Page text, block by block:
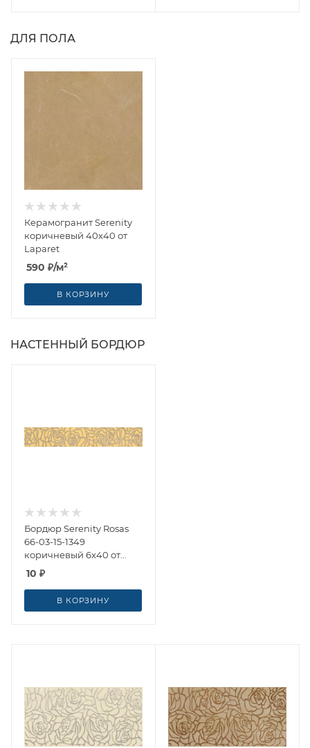
ДЛЯ ПОЛА
Керамогранит Serenity
коричневый 40x40 от
Laparet
590 ₽/м²
В КОРЗИНУ
НАСТЕННЫЙ БОРДЮР
Бордюр Serenity Rosas
66-03-15-1349
коричневый 6x40 от
Laparet
10 ₽
В КОРЗИНУ